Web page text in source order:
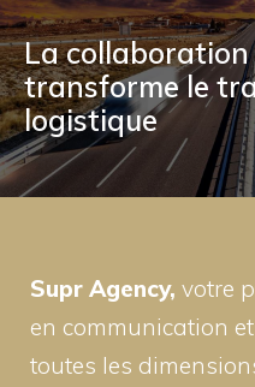
La
transforme le
logistique
Supr Agency, votre
en communication
toutes les